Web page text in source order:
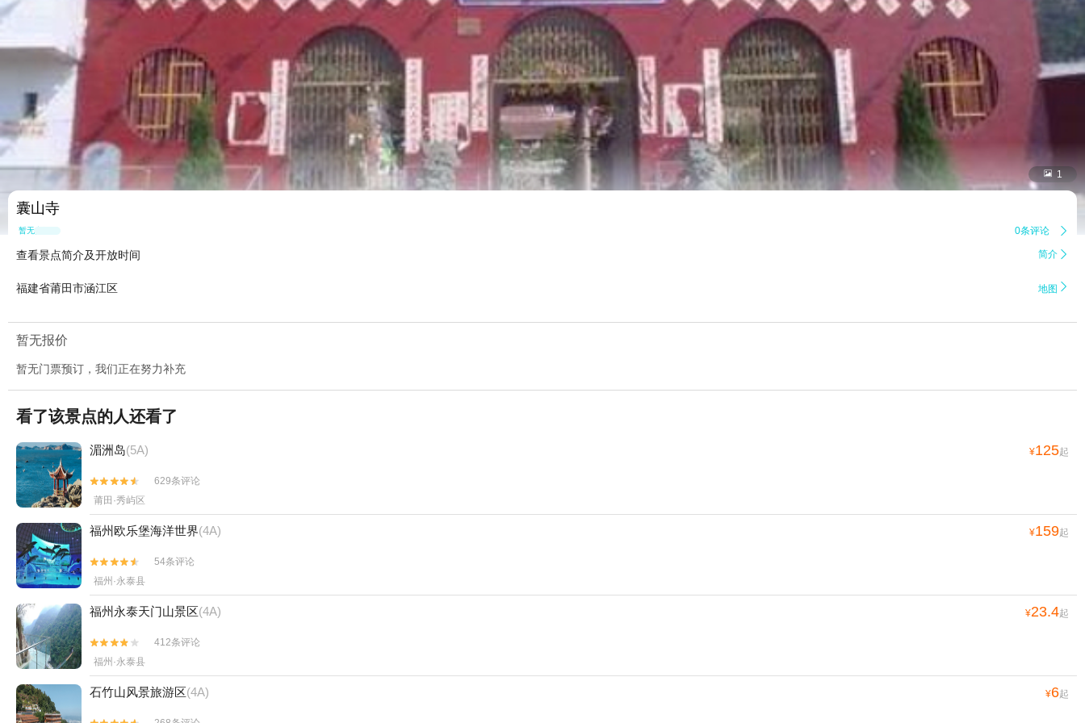
 1
囊山寺
暂无点评 0条评论 
查看景点简介及开放时间 简介 
福建省莆田市涵江区 地图 
暂无报价
暂无门票预订，我们正在努力补充
看了该景点的人还看了
湄洲岛(5A) ¥125起


629条评论
莆田·秀屿区
福州欧乐堡海洋世界(4A) ¥159起


54条评论
福州·永泰县
福州永泰天门山景区(4A) ¥23.4起


412条评论
福州·永泰县
石竹山风景旅游区(4A) ¥6起